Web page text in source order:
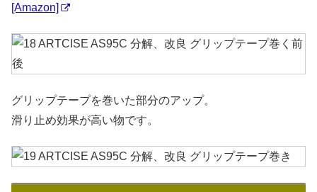
[Amazon]
グリップテープを巻いた部分のアップ。
滑り止め効果が高い物です。